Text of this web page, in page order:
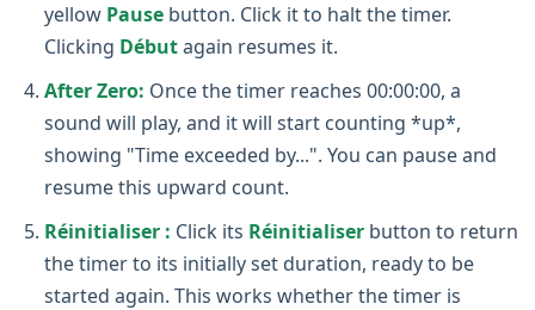
yellow Pause button. Click it to halt the timer.
Clicking Débutagain resumes it.
After Zero: Once the timer reaches 00:00:00, a
sound will play, and it will start counting *up*,
showing "Time exceeded by...". You can pause and
resume this upward count.
Réinitialiser : Click its Réinitialiser button to return
the timer to its initially set duration, ready to be
started again. This works whether the timer is